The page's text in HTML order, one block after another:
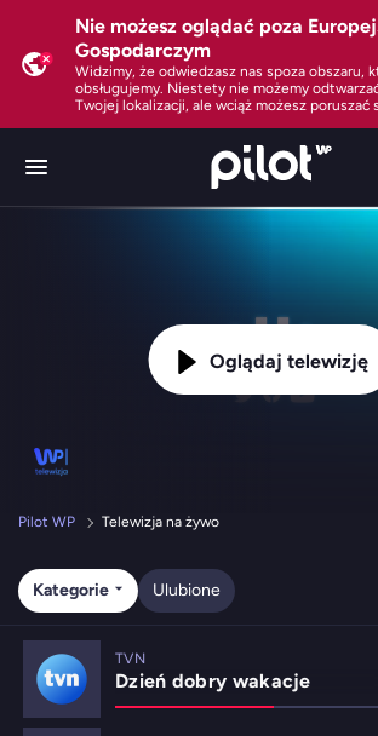
Nie możesz oglądać poza
Gospodarczym
Widzimy, że odwiedzasz nas spoza obszaru,
obsługujemy. Niestety nie możemy
Twojej lokalizacji, ale wciąż możesz poruszać
Oglądaj telewizję
Pilot WP Telewizja na żywo
Kategorie Ulubione
TVN
Dzień dobry wakacje